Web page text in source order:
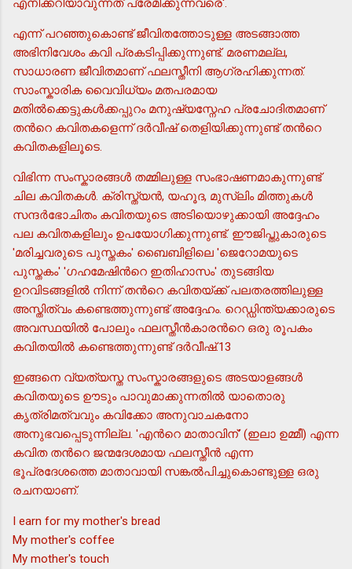
എന്ന് പറഞ്ഞുകൊണ്ട് ജീവിതത്തോടുള്ള അടങ്ങാത്ത
അഭിനിവേശം കവി പ്രകടിപ്പിക്കുന്നുണ്ട്. മരണമല്ല,
സാധാരണ ജീവിതമാണ് ഫലസ്തീനി ആഗ്രഹിക്കുന്നത്.
സാംസ്കാരിക വൈവിധ്യം മതപരമായ
മതില്‍ക്കെട്ടുകള്‍ക്കപ്പുറം മനുഷ്യസ്നേഹ പ്രചോദിതമാണ്
തന്‍റെ കവിതകളെന്ന് ദര്‍വീഷ് തെളിയിക്കുന്നുണ്ട് തന്‍റെ
കവിതകളിലൂടെ.
വിഭിന്ന സംസ്കാരങ്ങള്‍ തമ്മിലുള്ള സംഭാഷണമാകുന്നുണ്ട്
ചില കവിതകള്‍. ക്രിസ്ത്യന്‍, യഹൂദ, മുസ്ലിം മിത്തുകള്‍
സന്ദര്‍ഭോചിതം കവിതയുടെ അടിയൊഴുക്കായി അദ്ദേഹം
പല കവിതകളിലും ഉപയോഗിക്കുന്നുണ്ട്. ഈജിപ്തുകാരുടെ
'മരിച്ചവരുടെ പുസ്തകം' ബൈബിളിലെ 'ജെറോമയുടെ
പുസ്തകം' 'ഗഹമേഷിന്‍റെ ഇതിഹാസം' തുടങ്ങിയ
ഉറവിടങ്ങളില്‍ നിന്ന് തന്‍റെ കവിതയ്ക്ക് പലതരത്തിലുള്ള
അസ്തിത്വം കണ്ടെത്തുന്നുണ്ട് അദ്ദേഹം. റെഡ്ഡിന്ത്യക്കാരുടെ
അവസ്ഥയില്‍ പോലും ഫലസ്തീന്‍കാരന്‍റെ ഒരു രൂപകം
കവിതയില്‍ കണ്ടെത്തുന്നുണ്ട് ദര്‍വീഷ്.13
ഇങ്ങനെ വ്യത്യസ്ത സംസ്കാരങ്ങളുടെ അടയാളങ്ങള്‍
കവിതയുടെ ഊടും പാവുമാക്കുന്നതില്‍ യാതൊരു
കൃത്രിമത്വവും കവിക്കോ അനുവാചകനോ
അനുഭവപ്പെടുന്നില്ല. 'എന്‍റെ മാതാവിന്' (ഇലാ ഉമ്മീ) എന്ന
കവിത തന്‍റെ ജന്മദേശമായ ഫലസ്തീന്‍ എന്ന
ഭൂപ്രദേശത്തെ മാതാവായി സങ്കല്‍പിച്ചുകൊണ്ടുള്ള ഒരു
രചനയാണ്.
I earn for my mother's bread
My mother's coffee
My mother's touch